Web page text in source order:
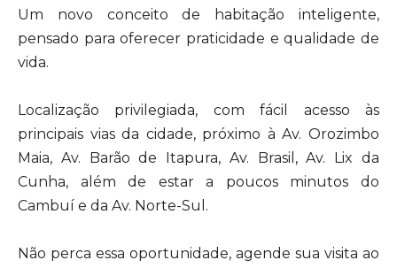
Um novo conceito de habitação inteligente,
pensado para oferecer praticidade e qualidade de
vida.
Localização privilegiada, com fácil acesso às
principais vias da cidade, próximo à Av. Orozimbo
Maia, Av. Barão de Itapura, Av. Brasil, Av. Lix da
Cunha, além de estar a poucos minutos do
Cambuí e da Av. Norte-Sul.
Não perca essa oportunidade, agende sua visita ao